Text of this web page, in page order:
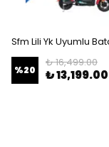
%20
₺ 16,499.00
₺ 13,199.00